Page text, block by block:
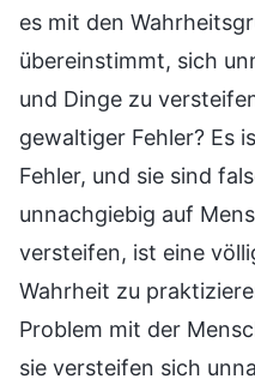
es mit den
übereinstimmt, sich
und Dinge zu
gewaltiger Fehler? Es
Fehler, und sie sind
unnachgiebig auf
versteifen, ist eine
Wahrheit zu
Problem mit der
sie versteifen sich